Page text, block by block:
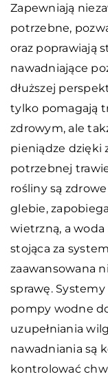
Zapewniają
potrzebne,
oraz poprawiają
nawadniające
dłuższej
tylko pomagają
zdrowym, ale
pieniądze dzięki
potrzebnej
rośliny są
glebie,
wietrzną, a
stojąca za
zaawansowana
sprawę.
pompy wodne
uzupełniania
nawadniania są
kontrolować